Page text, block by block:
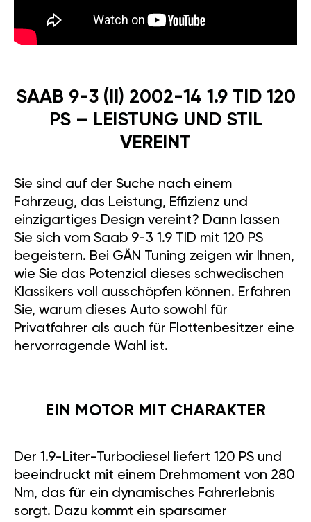
SAAB 9-3 (II) 2002-14 1.9 TID 120
PS – LEISTUNG UND STIL
VEREINT
Sie sind auf der Suche nach einem
Fahrzeug, das Leistung, Effizienz und
einzigartiges Design vereint? Dann lassen
Sie sich vom Saab 9-3 1.9 TID mit 120 PS
begeistern. Bei GÄN Tuning zeigen wir Ihnen,
wie Sie das Potenzial dieses schwedischen
Klassikers voll ausschöpfen können. Erfahren
Sie, warum dieses Auto sowohl für
Privatfahrer als auch für Flottenbesitzer eine
hervorragende Wahl ist.
EIN MOTOR MIT CHARAKTER
Der 1.9-Liter-Turbodiesel liefert 120 PS und
beeindruckt mit einem Drehmoment von 280
Nm, das für ein dynamisches Fahrerlebnis
sorgt. Dazu kommt ein sparsamer